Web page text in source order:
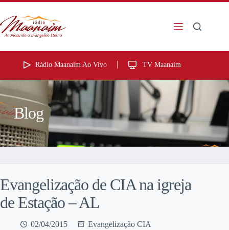
Rádio Maanaim Ao Vivo TV Maanaim
Blog
Evangelização de CIA na igreja
de Estação – AL
02/04/2015 Evangelização CIA